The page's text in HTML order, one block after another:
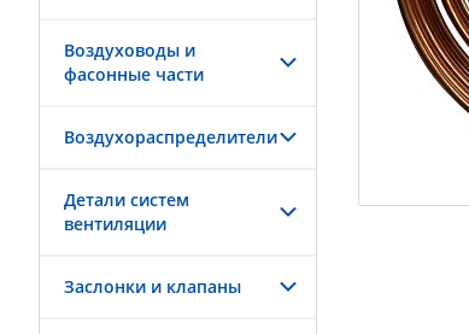
Воздуховоды и
фасонные части
Воздухораспределители
Детали систем
вентиляции
Заслонки и клапаны